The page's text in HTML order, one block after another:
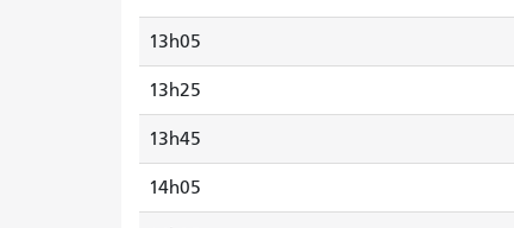
13h05
13h25
13h45
14h05